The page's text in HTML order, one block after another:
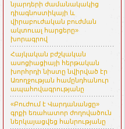
նյարդերի ժամանակակից
դիագնոստիկայի և
վիրաբուժական բուժման
ակտուալ հարցերը»
խորագրով
Հայկական բժշկական
ասոցիացիայի հերթական
խորհրդի նիստը նվիրված էր
Առողջության համընդհանուր
ապահովագրությանը
«Բուժում է Վարդանանցը»
գրքի եռահատոր ժողովածուն
ներկայացվեց հանրությանը